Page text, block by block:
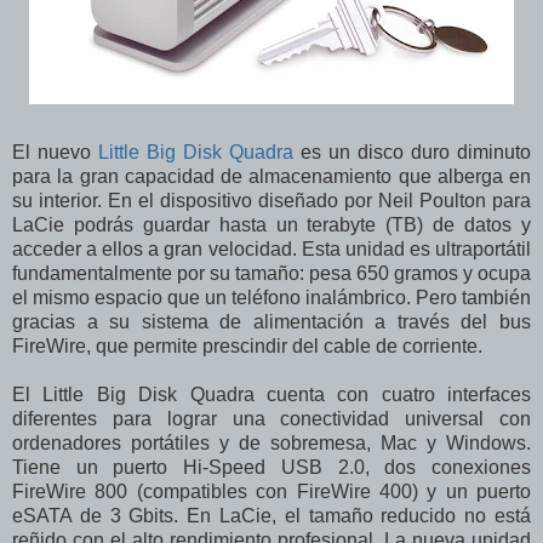
El nuevo Little Big Disk Quadra es un disco duro diminuto
para la gran capacidad de almacenamiento que alberga en
su interior. En el dispositivo diseñado por Neil Poulton para
LaCie podrás guardar hasta un terabyte (TB) de datos y
acceder a ellos a gran velocidad. Esta unidad es ultraportátil
fundamentalmente por su tamaño: pesa 650 gramos y ocupa
el mismo espacio que un teléfono inalámbrico. Pero también
gracias a su sistema de alimentación a través del bus
FireWire, que permite prescindir del cable de corriente.
El Little Big Disk Quadra cuenta con cuatro interfaces
diferentes para lograr una conectividad universal con
ordenadores portátiles y de sobremesa, Mac y Windows.
Tiene un puerto Hi-Speed USB 2.0, dos conexiones
FireWire 800 (compatibles con FireWire 400) y un puerto
eSATA de 3 Gbits. En LaCie, el tamaño reducido no está